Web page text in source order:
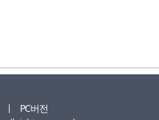
PC버전